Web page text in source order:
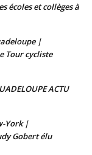
écoles et collèges à
|
Tour cycliste
ACTU
York |
Gobert élu